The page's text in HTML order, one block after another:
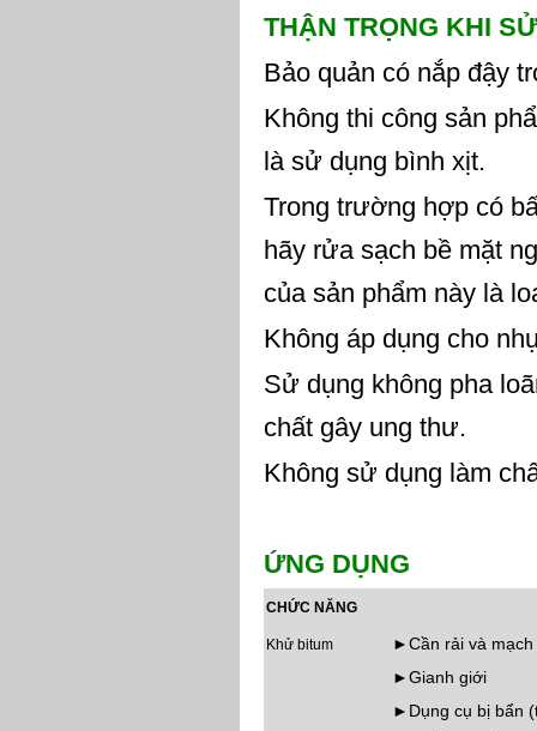
THẬN TRỌNG KHI SỬ
Bảo quản có nắp đậy
Không thi công sản
là sử dụng bình xịt.
Trong trường hợp có
hãy rửa sạch bề mặt
của sản phẩm này là
Không áp dụng cho
Sử dụng không pha
chất gây ung thư.
Không sử dụng làm
ỨNG DỤNG
CHỨC NĂNG
Khử bitum
►Cần rải và
►Gianh giới
►Dụng cụ bị bẩn